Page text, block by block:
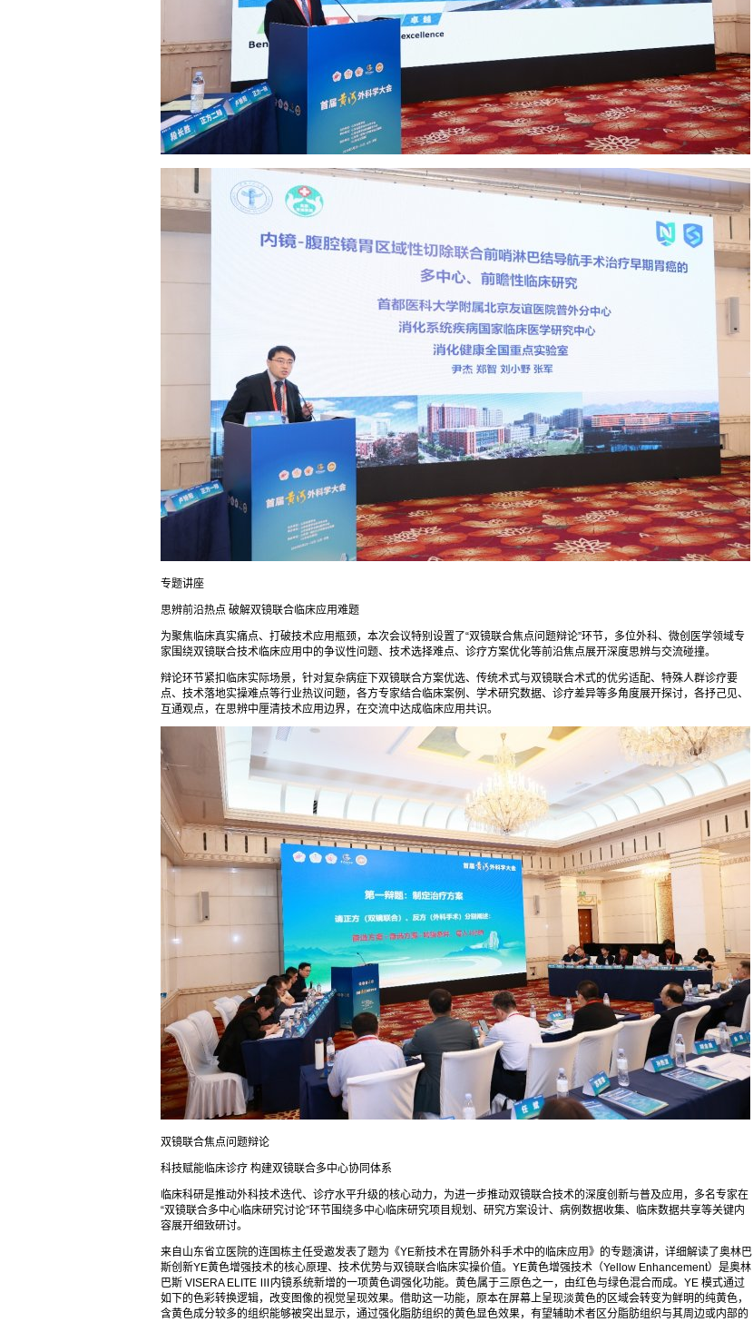
专题讲座
思辨前沿热点 破解双镜联合临床应用难题
为聚焦临床真实痛点、打破技术应用瓶颈，本次会议特别设置了“双镜联合焦点问题辩论”环节，多位外科、微创医学领域专
家围绕双镜联合技术临床应用中的争议性问题、技术选择难点、诊疗方案优化等前沿焦点展开深度思辨与交流碰撞。
辩论环节紧扣临床实际场景，针对复杂病症下双镜联合方案优选、传统术式与双镜联合术式的优劣适配、特殊人群诊疗要
点、技术落地实操难点等行业热议问题，各方专家结合临床案例、学术研究数据、诊疗差异等多角度展开探讨，各抒己见、
互通观点，在思辨中厘清技术应用边界，在交流中达成临床应用共识。
双镜联合焦点问题辩论
科技赋能临床诊疗 构建双镜联合多中心协同体系
临床科研是推动外科技术迭代、诊疗水平升级的核心动力，为进一步推动双镜联合技术的深度创新与普及应用，多名专家在
“双镜联合多中心临床研究讨论”环节围绕多中心临床研究项目规划、研究方案设计、病例数据收集、临床数据共享等关键内
容展开细致研讨。
来自山东省立医院的连国栋主任受邀发表了题为《YE新技术在胃肠外科手术中的临床应用》的专题演讲，详细解读了奥林巴
斯创新YE黄色增强技术的核心原理、技术优势与双镜联合临床实操价值。YE黄色增强技术（Yellow Enhancement）是奥林
巴斯 VISERA ELITE Ⅲ内镜系统新增的一项黄色调强化功能。黄色属于三原色之一，由红色与绿色混合而成。YE 模式通过
如下的色彩转换逻辑，改变图像的视觉呈现效果。借助这一功能，原本在屏幕上呈现淡黄色的区域会转变为鲜明的纯黄色，
含黄色成分较多的组织能够被突出显示，通过强化脂肪组织的黄色显色效果，有望辅助术者区分脂肪组织与其周边或内部的